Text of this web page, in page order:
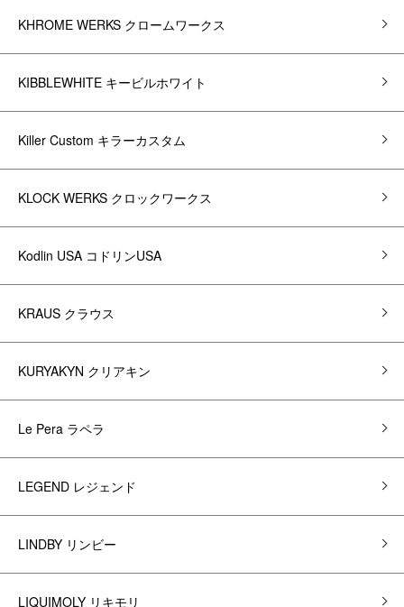
KHROME WERKS クロームワークス
KIBBLEWHITE キービルホワイト
Killer Custom キラーカスタム
KLOCK WERKS クロックワークス
Kodlin USA コドリンUSA
KRAUS クラウス
KURYAKYN クリアキン
Le Pera ラペラ
LEGEND レジェンド
LINDBY リンビー
LIQUIMOLY リキモリ